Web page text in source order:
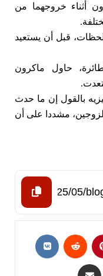
أثناء خروجهما من
قبل أن يستعيد
حاول ماكرون
بالقول إن ما حدث
مشددا على أن